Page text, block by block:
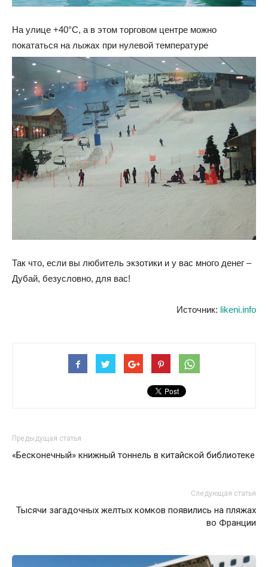
На улице +40°С, а в этом торговом центре можно
покататься на лыжах при нулевой температуре
Так что, если вы любитель экзотики и у вас много денег –
Дубай, безусловно, для вас!
Источник: likeni.info
Предыдущая статья
«Бесконечный» книжный тоннель в китайской библиотеке
Следующая статья
Тысячи загадочных желтых комков появились на пляжах
во Франции